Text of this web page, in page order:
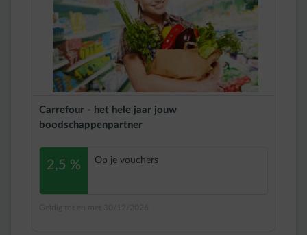
Carrefour - het hele jaar jouw
boodschappenpartner
2,5 % Op je vouchers